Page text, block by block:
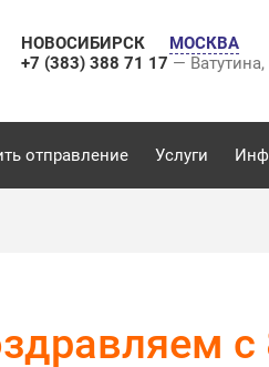
НОВОСИБИРСК
МОСКВА
+7 (383) 388 71 17 —
отправление Услуги
с